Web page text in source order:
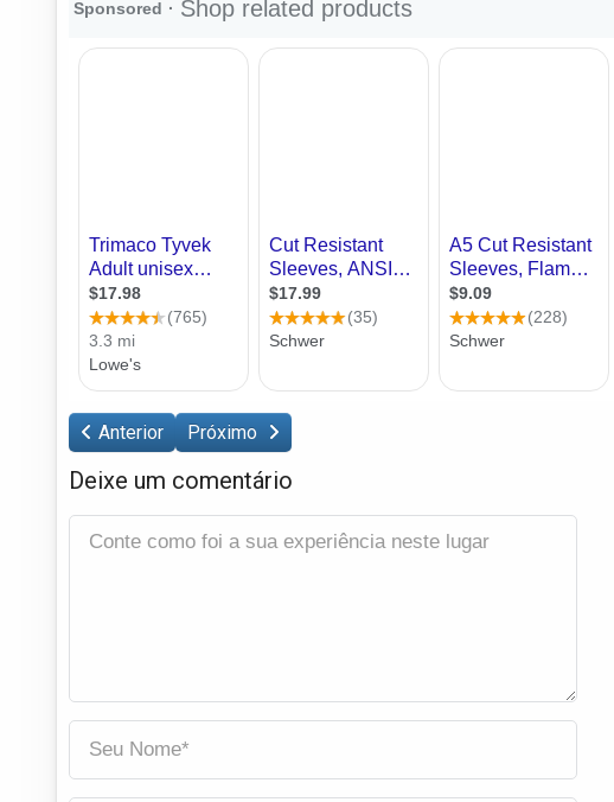
Anterior Próximo
Deixe um comentário